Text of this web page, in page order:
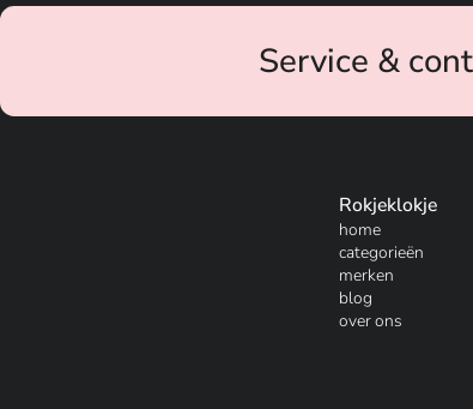
Service &
Rokjeklokje
home
categorieën
merken
blog
over ons